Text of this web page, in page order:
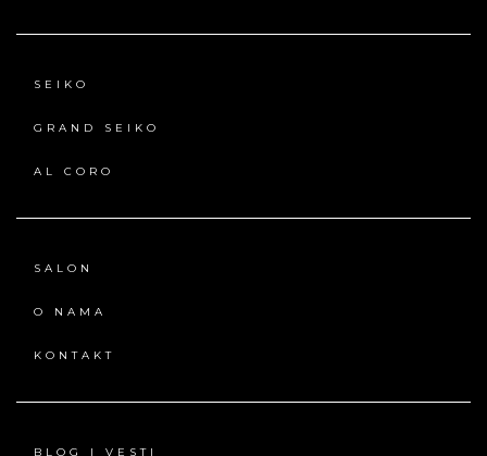
SEIKO
GRAND SEIKO
AL CORO
SALON
O NAMA
KONTAKT
BLOG | VESTI